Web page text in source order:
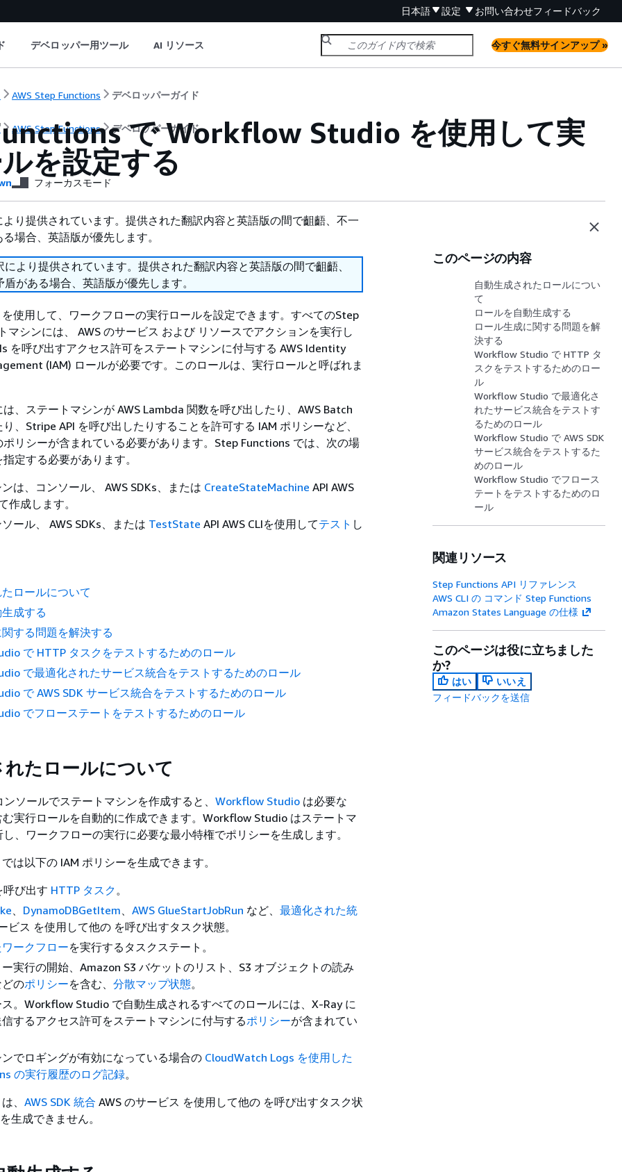
日本語 設定 お問い合わせフィードバック
デベロッパー用ツール AI リソース 今すぐ無料サインアップ »
AWS Step Functions デベロッパーガイド
AWS Step Functions デベロッパーガイド
で Workflow Studio を使用して実
を設定する
フォーカスモード
り提供されています。提供された翻訳内容と英語版の間で齟齬、不一
場合、英語版が優先します。
より提供されています。提供された翻訳内容と英語版の間で齟齬、
がある場合、英語版が優先します。
使用して、ワークフローの実行ロールを設定できます。すべてのStep
マシンには、 AWS のサービス および リソースでアクションを実行し
を呼び出すアクセス許可をステートマシンに付与する AWS Identity
(IAM) ロールが必要です。このロールは、実行ロールと呼ばれま
、ステートマシンが AWS Lambda 関数を呼び出したり、AWS Batch
、Stripe API を呼び出したりすることを許可する IAM ポリシーなど、
リシーが含まれている必要があります。Step Functions では、次の場
定する必要があります。
は、コンソール、 AWS SDKs、または CreateStateMachine API AWS
作成します。
ール、 AWS SDKs、または TestState API AWS CLIを使用してテスト し
ロールについて
成する
する問題を解決する
で HTTP タスクをテストするためのロール
で最適化されたサービス統合をテストするためのロール
で AWS SDK サービス統合をテストするためのロール
でフローステートをテストするためのロール
れたロールについて
ソールでステートマシンを作成すると、 Workflow Studio は必要な
む実行ロールを自動的に作成できます。Workflow Studio はステートマ
、ワークフローの実行に必要な最小特権でポリシーを生成します。
は以下の IAM ポリシーを生成できます。
呼び出す HTTP タスク 。
DynamoDBGetItem AWS GlueStartJobRun など、 最適化された統
ビス を使用して他の を呼び出すタスク状態。
ークフローを実行するタスクステート。
実行の開始、Amazon S3 バケットのリスト、S3 オブジェクトの読み
のポリシーを含む、 分散マップ状態。
。Workflow Studio で自動生成されるすべてのロールには、X-Ray に
するアクセス許可をステートマシンに付与するポリシーが含まれてい
でロギングが有効になっている場合の CloudWatch Logs を使用した
の実行履歴のログ記録。
、 AWS SDK 統合 AWS のサービス を使用して他の を呼び出すタスク状
生成できません。
このページの内容
自動生成されたロールについ
て
ロールを自動生成する
ロール生成に関する問題を解
決する
Workflow Studio で HTTP タ
スクをテストするためのロー
ル
Workflow Studio で最適化さ
れたサービス統合をテストす
るためのロール
Workflow Studio で AWS SDK
サービス統合をテストするた
めのロール
Workflow Studio でフロース
テートをテストするためのロ
ール
関連リソース
Step Functions API リファレンス
AWS CLI の コマンド Step Functions
Amazon States Language の仕様
このページは役に立ちました
か?
はい
いいえ
フィードバックを送信